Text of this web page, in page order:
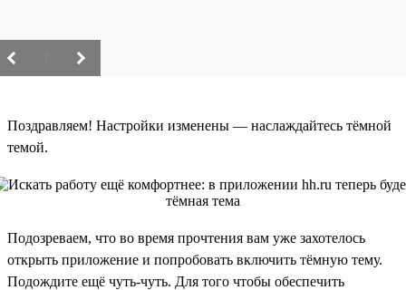
Поздравляем! Настройки изменены — наслаждайтесь тёмной
темой.
Подозреваем, что во время прочтения вам уже захотелось
открыть приложение и попробовать включить тёмную тему.
Подождите ещё чуть-чуть. Для того чтобы обеспечить